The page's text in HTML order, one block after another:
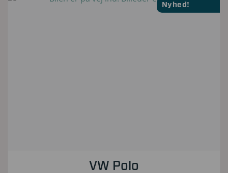
Nyhed!
VW Polo